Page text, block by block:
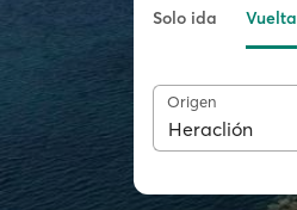
Solo ida Vuelta
Origen